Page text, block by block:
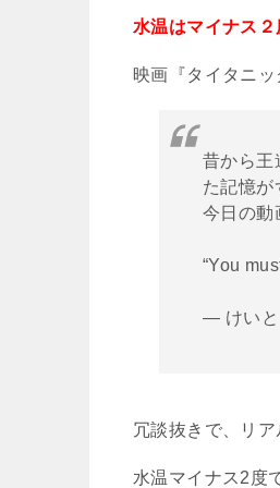
水温はマイナス２
映画『タイタニ
昔から王
た記憶が
今日の動
“You
— けいと
冗談抜きで、リア
水温マイナス 2 度